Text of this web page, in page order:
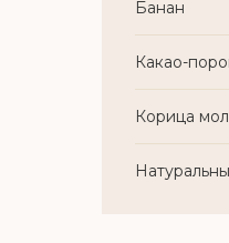
Корица
Какао-
Банан